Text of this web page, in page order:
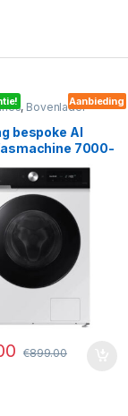
Aanbieding
, Bovenlader
bespoke AI
7000-
€899.00